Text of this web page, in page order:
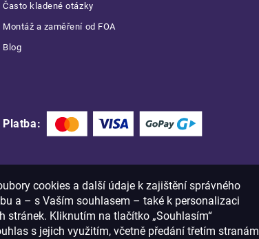
cookies a další údaje k zajištění správného
a – s Vaším souhlasem – také k personalizaci
stránek. Kliknutím na tlačítko „Souhlasím“
s jejich využitím, včetně předání třetím stranám
Často kladené otázky
Montáž a zaměření od FOA
Blog
Platba: